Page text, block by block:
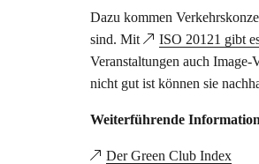
Dazu kommen
sind. Mit
ISO 20121 gibt
Veranstaltungen auch
nicht gut ist können sie
Weiterführende
Der Green Club Index